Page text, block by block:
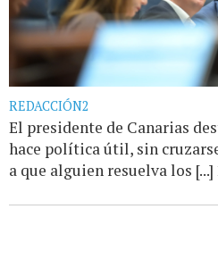
REDACCIÓN2
El presidente de Canarias
hace política útil, sin
a que alguien resuelva los [...]